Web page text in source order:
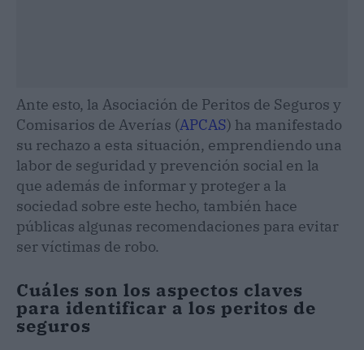
Ante esto, la Asociación de Peritos de Seguros y
Comisarios de Averías (APCAS) ha manifestado
su rechazo a esta situación, emprendiendo una
labor de seguridad y prevención social en la
que además de informar y proteger a la
sociedad sobre este hecho, también hace
públicas algunas recomendaciones para evitar
ser víctimas de robo.
Cuáles son los aspectos claves
para identificar a los peritos de
seguros